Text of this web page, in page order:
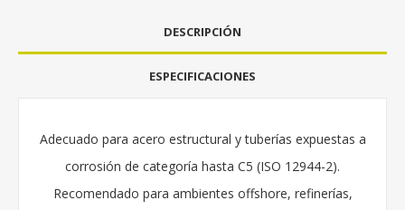
DESCRIPCIÓN
ESPECIFICACIONES
Adecuado para acero estructural y tuberías expuestas a
corrosión de categoría hasta C5 (ISO 12944-2).
Recomendado para ambientes offshore, refinerías,